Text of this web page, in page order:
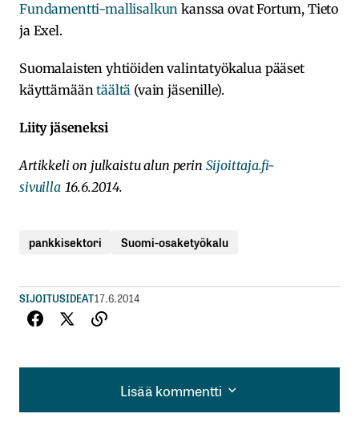
Fundamentti-mallisalkun kanssa ovat Fortum, Tieto
ja Exel.
Suomalaisten yhtiöiden valintatyökalua pääset
käyttämääntäältä (vain jäsenille).
Liity jäseneksi
Artikkeli on julkaistu alun perin Sijoittaja.fi-
sivuilla16.6.2014.
pankkisektori Suomi-osaketyökalu
SIJOITUSIDEAT17.6.2014
Lisää kommentti
Lisää kommentti